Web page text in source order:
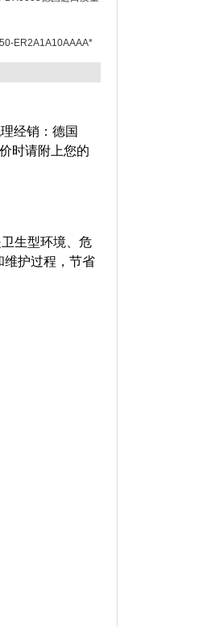
ER2A1A10AAAA*
经销：德国
时请附上您的
生型环境、危
维护过程，节省